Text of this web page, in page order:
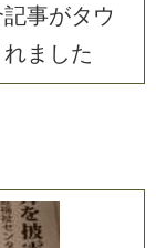
事がタウ
ました